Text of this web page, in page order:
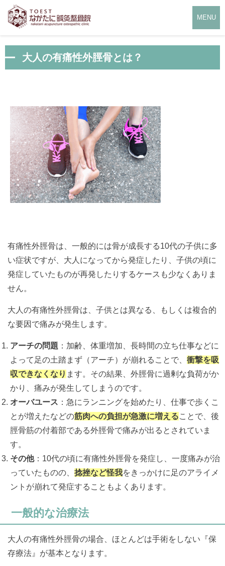
MENU
大人の有痛性外脛骨とは？
有痛性外脛骨は、一般的には骨が成長する10代の子供に多
い症状ですが、大人になってから発症したり、子供の頃に
発症していたものが再発したりするケースも少なくありま
せん。
大人の有痛性外脛骨は、子供とは異なる、もしくは複合的
な要因で痛みが発生します。
アーチの問題 ：加齢、体重増加、長時間の立ち仕事などに
よって足の土踏まず（アーチ）が崩れることで、 衝撃を吸
収できなくなり ます。その結果、外脛骨に過剰な負荷がか
かり、痛みが発生してしまうのです。
オーバユース ：急にランニングを始めたり、仕事で歩くこ
とが増えたなどの筋肉への負担が急激に増えることで、後
脛骨筋の付着部である外脛骨で痛みが出るとされていま
す。
その他：10代の頃に有痛性外脛骨を発症し、一度痛みが治
っていたものの、 捻挫など怪我をきっかけに足のアライメ
ントが崩れて発症することもよくあります。
一般的な治療法
大人の有痛性外脛骨の場合、ほとんどは手術をしない『保
存療法』が基本となります。